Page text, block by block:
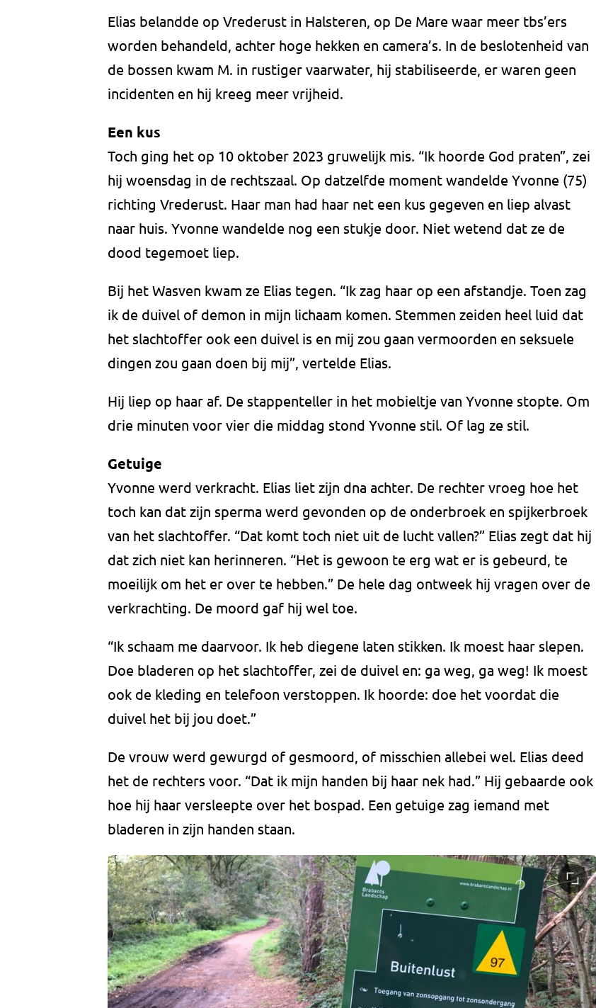
Elias belandde op Vrederust in Halsteren, op De Mare waar meer tbs’ers
worden behandeld, achter hoge hekken en camera’s. In de beslotenheid van
de bossen kwam M. in rustiger vaarwater, hij stabiliseerde, er waren geen
incidenten en hij kreeg meer vrijheid.
Een kus
Toch ging het op 10 oktober 2023 gruwelijk mis. “Ik hoorde God praten”, zei
hij woensdag in de rechtszaal. Op datzelfde moment wandelde Yvonne (75)
richting Vrederust. Haar man had haar net een kus gegeven en liep alvast
naar huis. Yvonne wandelde nog een stukje door. Niet wetend dat ze de
dood tegemoet liep.
Bij het Wasven kwam ze Elias tegen. “Ik zag haar op een afstandje. Toen zag
ik de duivel of demon in mijn lichaam komen. Stemmen zeiden heel luid dat
het slachtoffer ook een duivel is en mij zou gaan vermoorden en seksuele
dingen zou gaan doen bij mij”, vertelde Elias.
Hij liep op haar af. De stappenteller in het mobieltje van Yvonne stopte. Om
drie minuten voor vier die middag stond Yvonne stil. Of lag ze stil.
Getuige
Yvonne werd verkracht. Elias liet zijn dna achter. De rechter vroeg hoe het
toch kan dat zijn sperma werd gevonden op de onderbroek en spijkerbroek
van het slachtoffer. “Dat komt toch niet uit de lucht vallen?” Elias zegt dat hij
dat zich niet kan herinneren. “Het is gewoon te erg wat er is gebeurd, te
moeilijk om het er over te hebben.” De hele dag ontweek hij vragen over de
verkrachting. De moord gaf hij wel toe.
“Ik schaam me daarvoor. Ik heb diegene laten stikken. Ik moest haar slepen.
Doe bladeren op het slachtoffer, zei de duivel en: ga weg, ga weg! Ik moest
ook de kleding en telefoon verstoppen. Ik hoorde: doe het voordat die
duivel het bij jou doet.”
De vrouw werd gewurgd of gesmoord, of misschien allebei wel. Elias deed
het de rechters voor. “Dat ik mijn handen bij haar nek had.” Hij gebaarde ook
hoe hij haar versleepte over het bospad. Een getuige zag iemand met
bladeren in zijn handen staan.